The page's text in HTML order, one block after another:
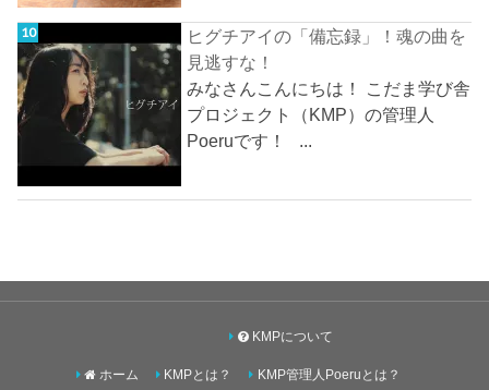
ヒグチアイの「備忘録」！魂の曲を
見逃すな！
みなさんこんにちは！ こだま学び舎
プロジェクト（KMP）の管理人
Poeruです！ ...
ホーム
KMPについて
KMPとは？
KMP管理人Poeruとは？